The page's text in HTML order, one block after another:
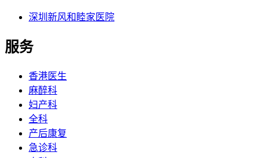
深圳新风和睦家医院
服务
香港医生
麻醉科
妇产科
全科
产后康复
急诊科